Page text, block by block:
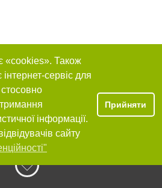
«cookies». Також
сервіс для
інформації.
сайту
Прийняти